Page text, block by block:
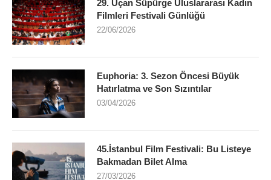
29. Uçan Süpürge Uluslararası Kadın
Filmleri Festivali Günlüğü
22/06/2026
Euphoria: 3. Sezon Öncesi Büyük
Hatırlatma ve Son Sızıntılar
03/04/2026
45.İstanbul Film Festivali: Bu Listeye
Bakmadan Bilet Alma
27/03/2026